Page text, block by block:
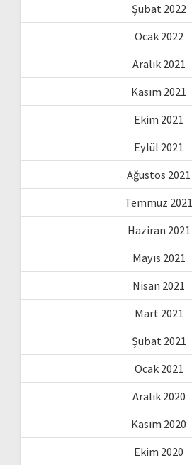
Şubat 2022
Ocak 2022
Aralık 2021
Kasım 2021
Ekim 2021
Eylül 2021
Ağustos 2021
Temmuz 2021
Haziran 2021
Mayıs 2021
Nisan 2021
Mart 2021
Şubat 2021
Ocak 2021
Aralık 2020
Kasım 2020
Ekim 2020